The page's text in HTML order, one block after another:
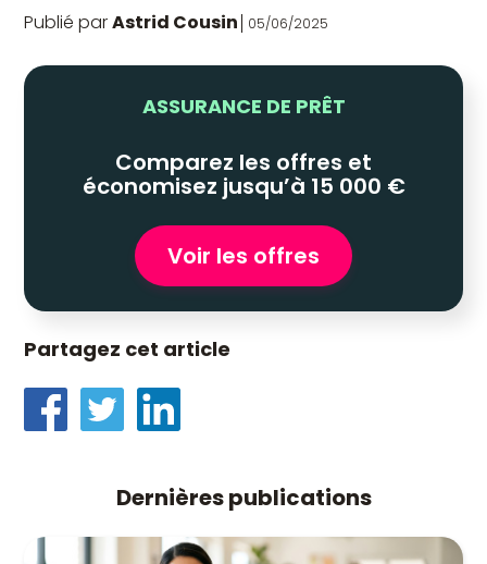
Publié parAstrid Cousin 05/06/2025
ASSURANCE DE PRÊT
Comparez les offres et
économisez jusqu’à 15 000 €
Voir les offres
Partagez cet article
Dernières publications